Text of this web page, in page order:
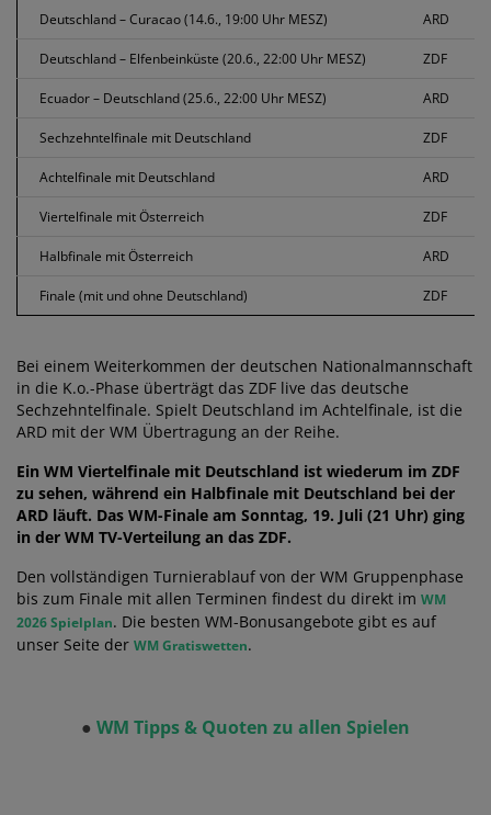
Deutschland – Curacao (14.6., 19:00 Uhr MESZ) ARD
Deutschland – Elfenbeinküste (20.6., 22:00 Uhr MESZ) ZDF
Ecuador – Deutschland (25.6., 22:00 Uhr MESZ) ARD
Sechzehntelfinale mit Deutschland ZDF
Achtelfinale mit Deutschland ARD
Viertelfinale mit Österreich ZDF
Halbfinale mit Österreich ARD
Finale (mit und ohne Deutschland) ZDF
Bei einem Weiterkommen der deutschen Nationalmannschaft
in die K.o.-Phase überträgt das ZDF live das deutsche
Sechzehntelfinale. Spielt Deutschland im Achtelfinale, ist die
ARD mit der WM Übertragung an der Reihe.
Ein WM Viertelfinale mit Deutschland ist wiederum im ZDF
zu sehen, während ein Halbfinale mit Deutschland bei der
ARD läuft. Das WM-Finale am Sonntag, 19. Juli (21 Uhr) ging
in der WM TV-Verteilung an das ZDF.
Den vollständigen Turnierablauf von der WM Gruppenphase
bis zum Finale mit allen Terminen findest du direkt im WM
2026 Spielplan. Die besten WM-Bonusangebote gibt es auf
unser Seite der WM Gratiswetten.
● WM Tipps & Quoten zu allen Spielen